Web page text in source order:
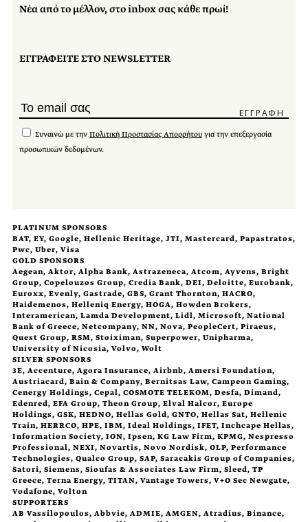
Νέα από το μέλλον, στο inbox σας κάθε πρωί!
ΕΓΓΡΑΦΕΙΤΕ ΣΤΟ NEWSLETTER
Συναινώ με την Πολιτική Προστασίας Απορρήτου για την επεξεργασία
προσωπικών δεδομένων.
PLATINUM SPONSORS
BAT, EY, Google, Hellenic Heritage, JTI, Mastercard, Papastratos,
Pwc, Uber, Visa
GOLD SPONSORS
Aegean, Aktor, Alpha Bank, Astrazeneca, Atcom, Ayvens, Bright
Group, Copelouzos Group, Credia Bank, DEI, Deloitte, Eurobank,
Euroxx, Evenly, Gastrade, GBS, Grant Thornton, HACRO,
Haidemenos, Helleniq Energy, HOGA, Howden Brokers,
Interamerican, Lamda Development, Lidl, Microsoft, National
Bank of Greece, Netcompany, NN, Nova, PeopleCert, Piraeus,
Quest Group, RSM, Stoiximan, Superpower, Unipharma,
University of Nicosia, Volvo, Wolt
SILVER SPONSORS
3E, Accenture, Agora Insurance, Airbnb, Amersi Foundation,
Austriacard, Bain & Company, Bernitsas Law, Campeon Gaming,
Cenergy Holdings, Cepal, COSMOTE TELEKOM, Desfa, Dimand,
Edenred, EFA Group, Theon Group, Elval Halcor, Europe
Holdings, GSK, HEDNO, Hellas Gold, GNTO, Hellas Sat, Hellenic
Train, HERRCO, HPE, IBM, Ideal Holdings, IFET, Inchcape Hellas,
Information Society, ION, Ipsen, KG Law Firm, KPMG, Nespresso
Professional, ΝΕΧΙ, Novartis, Novo Nordisk, OLP, Performance
Technologies, Qualco Group, SAP, Saracakis Group of Companies,
Satori, Siemens, Sioufas & Associates Law Firm, Sleed, TP
Greece, Terna Energy, TITAN, Vantage Towers, V+O Sec Newgate,
Vodafone, Volton
SUPPORTERS
AB Vassilopoulos, Abbvie, ADMIE, AMGEN, Atradius, Binance,